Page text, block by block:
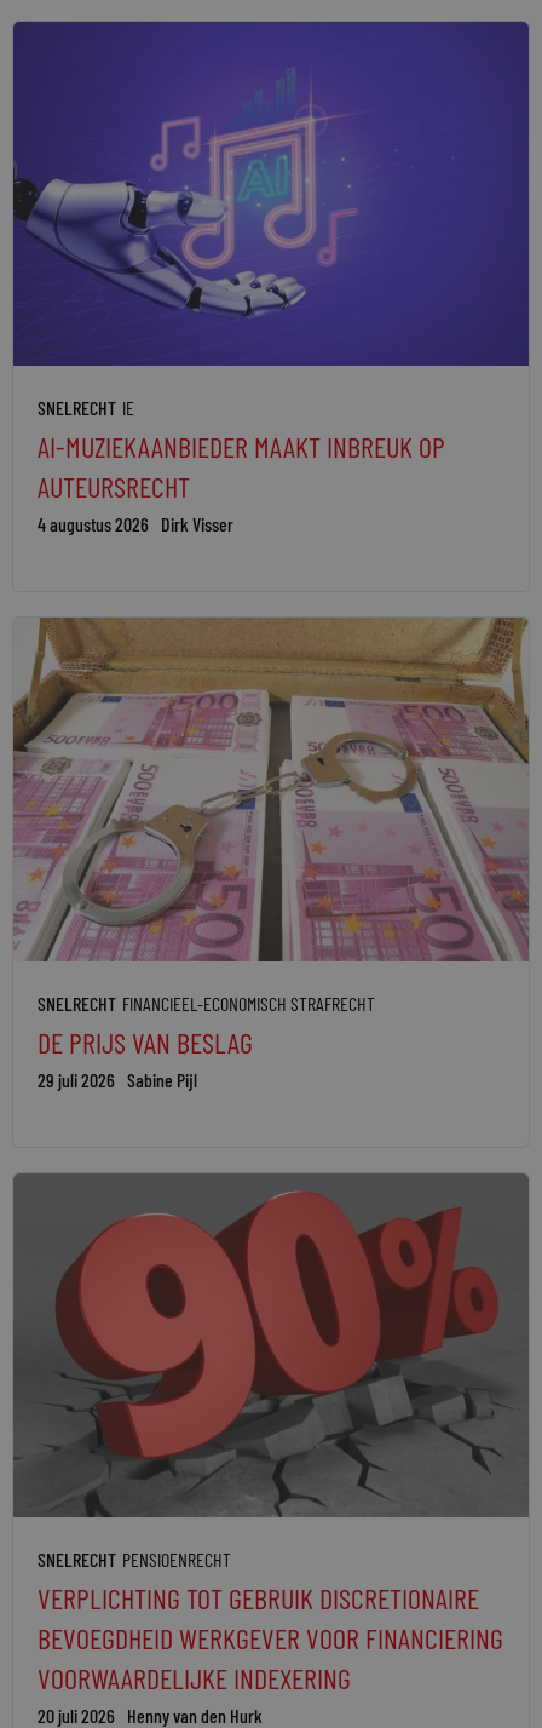
SNELRECHT IE
AI-MUZIEKAANBIEDER MAAKT INBREUK OP
AUTEURSRECHT
4 augustus 2026 Dirk Visser
SNELRECHT FINANCIEEL-ECONOMISCH STRAFRECHT
DE PRIJS VAN BESLAG
29 juli 2026 Sabine Pijl
SNELRECHT PENSIOENRECHT
VERPLICHTING TOT GEBRUIK DISCRETIONAIRE
BEVOEGDHEID WERKGEVER VOOR FINANCIERING
VOORWAARDELIJKE INDEXERING
20 juli 2026 Henny van den Hurk